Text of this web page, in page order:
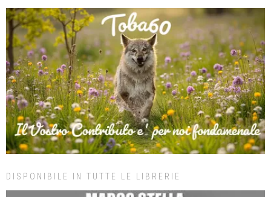
DISPONIBILE IN TUTTE LE LIBRERIE